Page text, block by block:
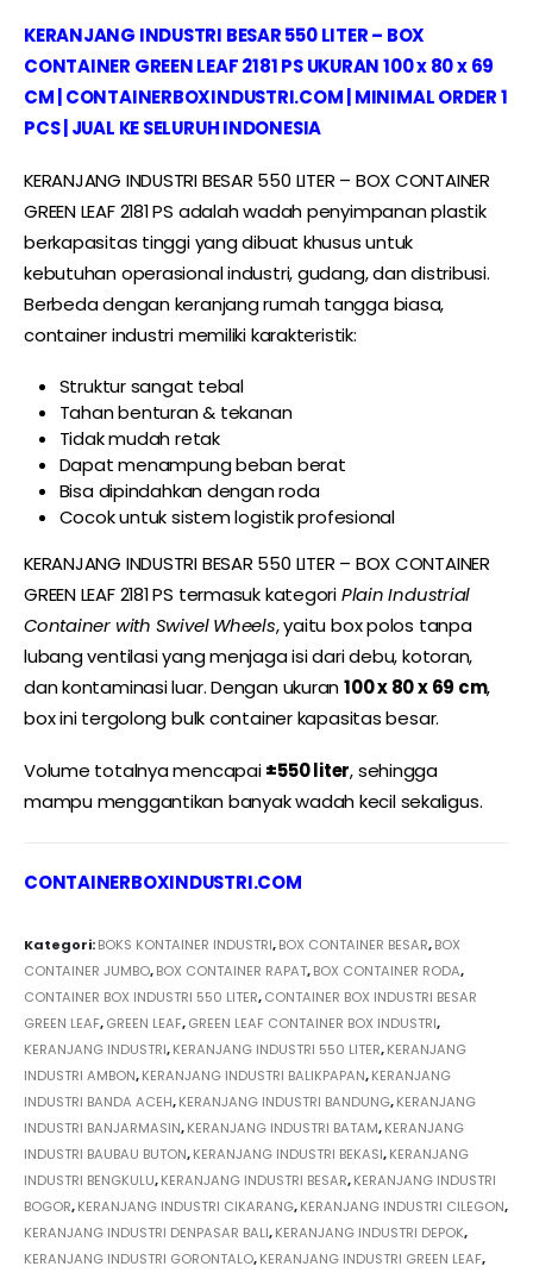
KERANJANG INDUSTRI BESAR 550 LITER – BOX
CONTAINER GREEN LEAF 2181 PS UKURAN 100 x 80 x 69
CM | CONTAINERBOXINDUSTRI.COM | MINIMAL ORDER 1
PCS | JUAL KE SELURUH INDONESIA
KERANJANG INDUSTRI BESAR 550 LITER – BOX CONTAINER
GREEN LEAF 2181 PS adalah wadah penyimpanan plastik
berkapasitas tinggi yang dibuat khusus untuk
kebutuhan operasional industri, gudang, dan distribusi.
Berbeda dengan keranjang rumah tangga biasa,
container industri memiliki karakteristik:
Struktur sangat tebal
Tahan benturan & tekanan
Tidak mudah retak
Dapat menampung beban berat
Bisa dipindahkan dengan roda
Cocok untuk sistem logistik profesional
KERANJANG INDUSTRI BESAR 550 LITER – BOX CONTAINER
GREEN LEAF 2181 PS termasuk kategoriPlain Industrial
Container with Swivel Wheels, yaitu box polos tanpa
lubang ventilasi yang menjaga isi dari debu, kotoran,
dan kontaminasi luar. Dengan ukuran100 x 80 x 69 cm,
box ini tergolong bulk container kapasitas besar.
Volume totalnya mencapai±550 liter, sehingga
mampu menggantikan banyak wadah kecil sekaligus.
CONTAINERBOXINDUSTRI.COM
Kategori:BOKS KONTAINER INDUSTRI,BOX CONTAINER BESAR,BOX
CONTAINER JUMBO,BOX CONTAINER RAPAT,BOX CONTAINER RODA,
CONTAINER BOX INDUSTRI 550 LITER,CONTAINER BOX INDUSTRI BESAR
GREEN LEAF,GREEN LEAF,GREEN LEAF CONTAINER BOX INDUSTRI,
KERANJANG INDUSTRI,KERANJANG INDUSTRI 550 LITER,KERANJANG
INDUSTRI AMBON,KERANJANG INDUSTRI BALIKPAPAN,KERANJANG
INDUSTRI BANDA ACEH,KERANJANG INDUSTRI BANDUNG,KERANJANG
INDUSTRI BANJARMASIN,KERANJANG INDUSTRI BATAM,KERANJANG
INDUSTRI BAUBAU BUTON,KERANJANG INDUSTRI BEKASI,KERANJANG
INDUSTRI BENGKULU,KERANJANG INDUSTRI BESAR,KERANJANG INDUSTRI
BOGOR,KERANJANG INDUSTRI CIKARANG,KERANJANG INDUSTRI CILEGON,
KERANJANG INDUSTRI DENPASAR BALI,KERANJANG INDUSTRI DEPOK,
KERANJANG INDUSTRI GORONTALO,KERANJANG INDUSTRI GREEN LEAF,